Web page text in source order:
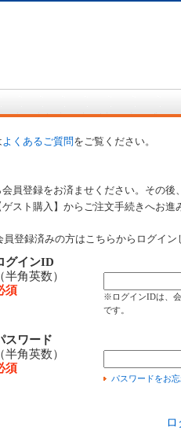
よくあるご質問をご覧ください。
員登録をお済ませください。その
スト購入】からご注文手続きへお進
員登録済みの方はこちらからログイン
グインID
（半角英数）
須
※ログインIDは、
です。
スワード
（半角英数）
須
パスワードをお